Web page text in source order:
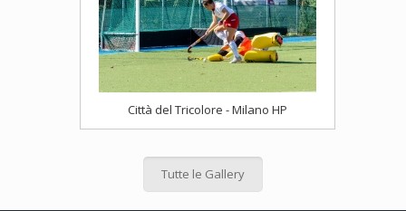
Città del Tricolore - Milano HP
Tutte le Gallery